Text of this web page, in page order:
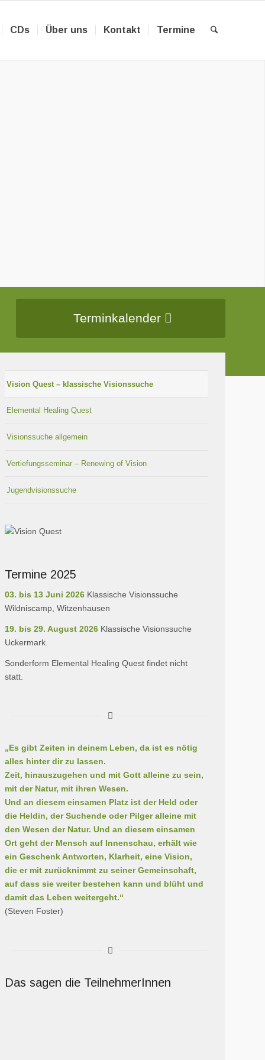
CDs Über uns Kontakt Termine
Terminkalender
Vision Quest – klassische Visionssuche
Elemental Healing Quest
Visionssuche allgemein
Vertiefungsseminar – Renewing of Vision
Jugendvisionssuche
Termine 2025
03. bis 13 Juni 2026 Klassische Visionssuche
Wildniscamp, Witzenhausen
19. bis 29. August 2026 Klassische Visionssuche
Uckermark.
Sonderform Elemental Healing Quest findet nicht
statt.
„Es gibt Zeiten in deinem Leben, da ist es nötig
alles hinter dir zu lassen.
Zeit, hinauszugehen und mit Gott alleine zu sein,
mit der Natur, mit ihren Wesen.
Und an diesem einsamen Platz ist der Held oder
die Heldin, der Suchende oder Pilger alleine mit
den Wesen der Natur. Und an diesem einsamen
Ort geht der Mensch auf Innenschau, erhält wie
ein Geschenk Antworten, Klarheit, eine Vision,
die er mit zurücknimmt zu seiner Gemeinschaft,
auf dass sie weiter bestehen kann und blüht und
damit das Leben weitergeht.“
(Steven Foster)
Das sagen die TeilnehmerInnen